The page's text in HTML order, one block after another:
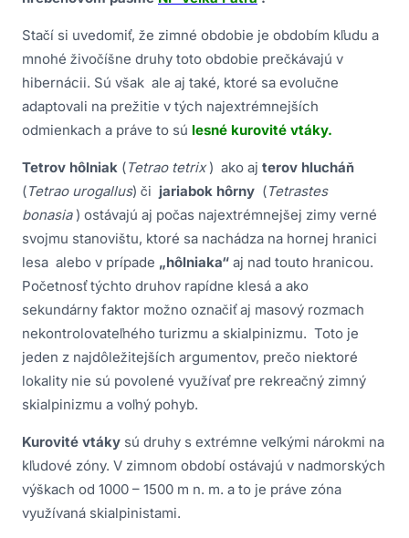
Stačí si uvedomiť, že zimné obdobie je obdobím kľudu a
mnohé živočíšne druhy toto obdobie prečkávajú v
hibernácii. Sú však ale aj také, ktoré sa evolučne
adaptovali na prežitie v tých najextrémnejších
odmienkach a práve to sú lesné kurovité vtáky.
Tetrov hôlniak (Tetrao tetrix) ako aj terov hlucháň
(Tetrao urogallus) či jariabok hôrny (Tetrastes
bonasia ) ostávajú aj počas najextrémnejšej zimy verné
svojmu stanovištu, ktoré sa nachádza na hornej hranici
lesa alebo v prípade „hôlniaka“ aj nad touto hranicou.
Početnosť týchto druhov rapídne klesá a ako
sekundárny faktor možno označiť aj masový rozmach
nekontrolovateľného turizmu a skialpinizmu. Toto je
jeden z najdôležitejších argumentov, prečo niektoré
lokality nie sú povolené využívať pre rekreačný zimný
skialpinizmu a voľný pohyb.
Kurovité vtáky sú druhy s extrémne veľkými nárokmi na
kľudové zóny. V zimnom období ostávajú v nadmorských
výškach od 1000 – 1500 m n. m. a to je práve zóna
využívaná skialpinistami.